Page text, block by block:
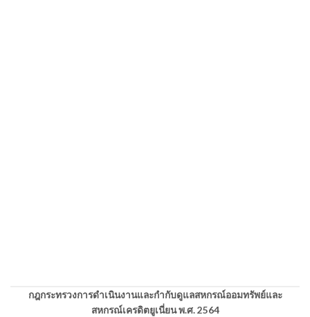
กฎกระทรวงการดำเนินงานและกำกับดูแลสหกรณ์ออมทรัพย์และ
สหกรณ์เครดิตยูเนี่ยน พ.ศ. 2564